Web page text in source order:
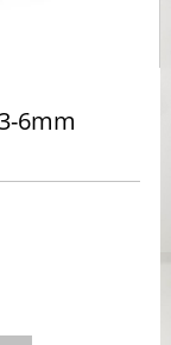
6mm